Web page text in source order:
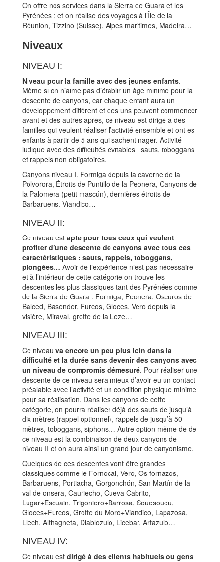
On offre nos services dans la Sierra de Guara et les
Pyrénées ; et on réalise des voyages à l’Île de la
Réunion, Tizzino (Suisse), Alpes maritimes, Madeira…
Niveaux
NIVEAU I:
Niveau pour la famille avec des jeunes enfants.
Même si on n’aime pas d’établir un âge minime pour la
descente de canyons, car chaque enfant aura un
développement différent et des uns peuvent commencer
avant et des autres après, ce niveau est dirigé à des
familles qui veulent réaliser l’activité ensemble et ont es
enfants à partir de 5 ans qui sachent nager. Activité
ludique avec des difficultés évitables : sauts, toboggans
et rappels non obligatoires.
Canyons niveau I. Formiga depuis la caverne de la
Polvorora, Étroits de Puntillo de la Peonera, Canyons de
la Palomera (petit mascún), dernières étroits de
Barbaruens, Viandico…
NIVEAU II:
Ce niveau est apte pour tous ceux qui veulent
profiter d’une descente de canyons avec tous ces
caractéristiques : sauts, rappels, toboggans,
plongées… Avoir de l’expérience n’est pas nécessaire
et à l’intérieur de cette catégorie on trouve les
descentes les plus classiques tant des Pyrénées comme
de la Sierra de Guara : Formiga, Peonera, Oscuros de
Balced, Basender, Furcos, Gloces, Vero depuis la
visière, Miraval, grotte de la Leze…
NIVEAU III:
Ce niveau va encore un peu plus loin dans la
difficulté et la durée sans devenir des canyons avec
un niveau de compromis démesuré. Pour réaliser une
descente de ce niveau sera mieux d’avoir eu un contact
préalable avec l’activité et un condition physique minime
pour sa réalisation. Dans les canyons de cette
catégorie, on pourra réaliser déjà des sauts de jusqu’à
dix mètres (rappel optionnel), rappels de jusqu’à 50
mètres, toboggans, siphons… Autre option même de de
ce niveau est la combinaison de deux canyons de
niveau II et on aura ainsi un grand jour de canyonisme.
Quelques de ces descentes vont être grandes
classiques comme le Fornocal, Vero, Os fornazos,
Barbaruens, Portiacha, Gorgonchón, San Martín de la
val de onsera, Cauriecho, Cueva Cabrito,
Lugar+Escuain, Trigoniero+Barrosa, Souesoueu,
Gloces+Furcos, Grotte du Moro+Viandico, Lapazosa,
Llech, Althagneta, Diablozulo, Licebar, Artazulo…
NIVEAU IV:
Ce niveau est dirigé à des clients habituels ou gens